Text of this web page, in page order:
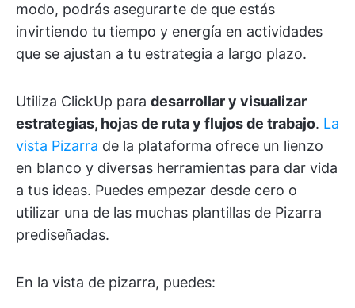
modo, podrás asegurarte de que estás
invirtiendo tu tiempo y energía en actividades
que se ajustan a tu estrategia a largo plazo.
Utiliza ClickUp para desarrollar y visualizar
estrategias, hojas de ruta y flujos de trabajo. La
vista Pizarra de la plataforma ofrece un lienzo
en blanco y diversas herramientas para dar vida
a tus ideas. Puedes empezar desde cero o
utilizar una de las muchas plantillas de Pizarra
prediseñadas.
En la vista de pizarra, puedes: